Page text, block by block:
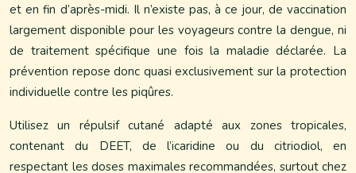
et en fin d’après-midi. Il n’existe pas, à ce jour, de vaccination
largement disponible pour les voyageurs contre la dengue, ni
de traitement spécifique une fois la maladie déclarée. La
prévention repose donc quasi exclusivement sur la protection
individuelle contre les piqûres.
Utilisez un répulsif cutané adapté aux zones tropicales,
contenant du DEET, de l’icaridine ou du citriodiol, en
respectant les doses maximales recommandées, surtout chez